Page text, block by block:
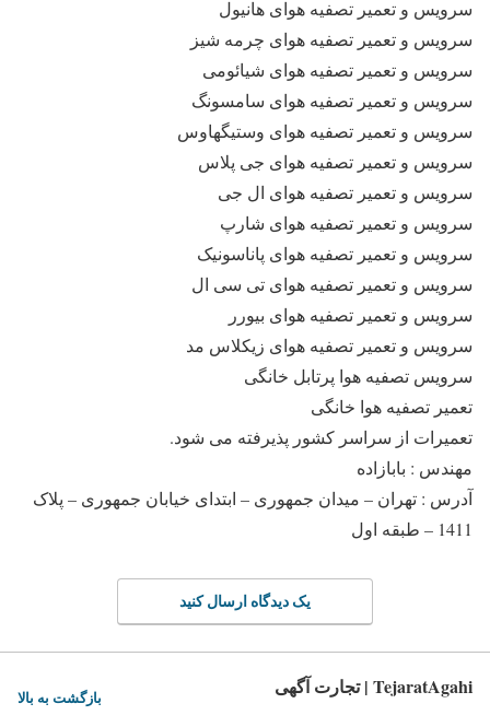
سرویس و تعمیر تصفیه هوای هانیول
سرویس و تعمیر تصفیه هوای چرمه شیز
سرویس و تعمیر تصفیه هوای شیائومی
سرویس و تعمیر تصفیه هوای سامسونگ
سرویس و تعمیر تصفیه هوای وستیگهاوس
سرویس و تعمیر تصفیه هوای جی پلاس
سرویس و تعمیر تصفیه هوای ال جی
سرویس و تعمیر تصفیه هوای شارپ
سرویس و تعمیر تصفیه هوای پاناسونیک
سرویس و تعمیر تصفیه هوای تی سی ال
سرویس و تعمیر تصفیه هوای بیورر
سرویس و تعمیر تصفیه هوای زیکلاس مد
سرویس تصفیه هوا پرتابل خانگی
تعمیر تصفیه هوا خانگی
تعمیرات از سراسر کشور پذیرفته می شود.
مهندس : بابازاده
آدرس : تهران – میدان جمهوری – ابتدای خیابان جمهوری – پلاک
1411 – طبقه اول
یک دیدگاه ارسال کنید
TejaratAgahi | تجارت آگهی بازگشت به بالا